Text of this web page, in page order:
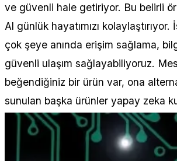
ve güvenli hale getiriyor. Bu belirli
Al günlük hayatımızı
çok şeye anında erişim sağlama,
güvenli ulaşım sağlayabiliyoruz.
beğendiğiniz bir ürün var, ona
sunulan başka ürünler yapay zeka